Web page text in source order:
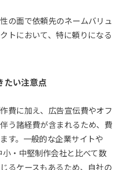
の面で依頼先のネームバリュ
トにおいて、特に頼りになる
たい注意点
費に加え、広告宣伝費やオフ
う諸経費が含まれるため、費
す。一般的な企業サイトや
・中堅制作会社と比べて数
るケースもあるため、自社の